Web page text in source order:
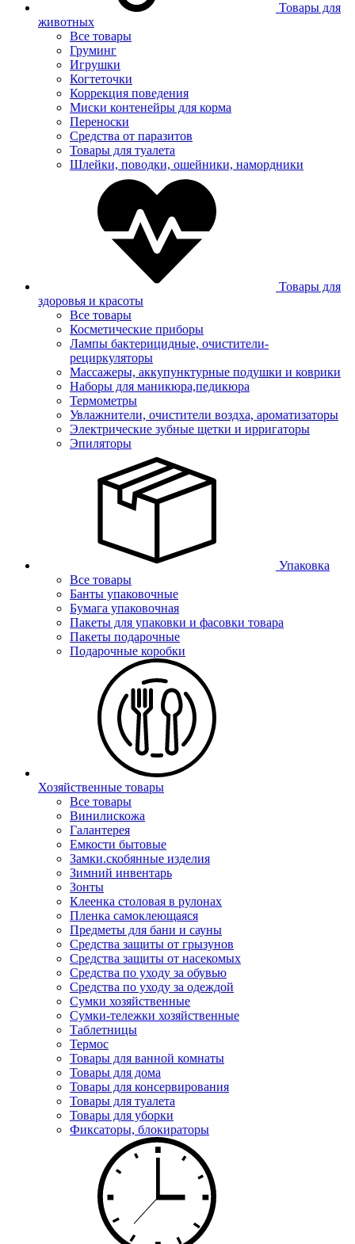
Товары для
животных
Все товары
Груминг
Игрушки
Когтеточки
Коррекция поведения
Миски контенейры для корма
Переноски
Средства от паразитов
Товары для туалета
Шлейки, поводки, ошейники, намордники
Товары для
здоровья и красоты
Все товары
Косметические приборы
Лампы бактерицидные, очистители-
рециркуляторы
Массажеры, аккупунктурные подушки и коврики
Наборы для маникюра,педикюра
Термометры
Увлажнители, очистители воздха, ароматизаторы
Электрические зубные щетки и ирригаторы
Эпиляторы
Упаковка
Все товары
Банты упаковочные
Бумага упаковочная
Пакеты для упаковки и фасовки товара
Пакеты подарочные
Подарочные коробки
Хозяйственные товары
Все товары
Винилискожа
Галантерея
Емкости бытовые
Замки.скобянные изделия
Зимний инвентарь
Зонты
Клеенка столовая в рулонах
Пленка самоклеющаяся
Предметы для бани и сауны
Средства защиты от грызунов
Средства защиты от насекомых
Средства по уходу за обувью
Средства по уходу за одеждой
Сумки хозяйственные
Сумки-тележки хозяйственные
Таблетницы
Термос
Товары для ванной комнаты
Товары для дома
Товары для консервирования
Товары для туалета
Товары для уборки
Фиксаторы, блокираторы